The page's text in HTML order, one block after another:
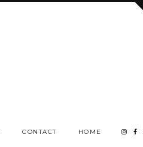
CONTACT HOME